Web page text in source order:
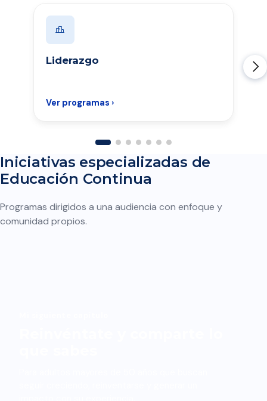
Liderazgo
Ver programas ›
Iniciativas especializadas de
Educación Continua
Programas dirigidos a una audiencia con enfoque y
comunidad propios.